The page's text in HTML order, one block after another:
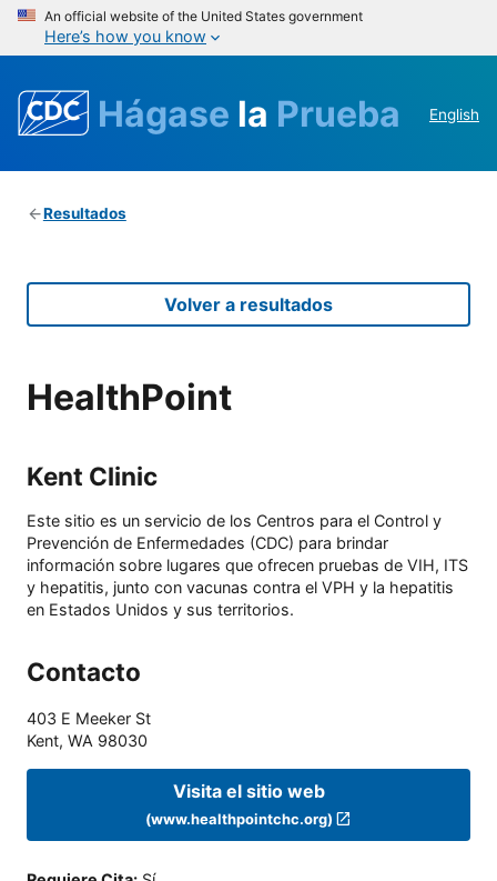
An official website of the United States government
Here’s how you know
Hágase la Prueba English
Resultados
Volver a resultados
HealthPoint
Kent Clinic
Este sitio es un servicio de los Centros para el Control y
Prevención de Enfermedades (CDC) para brindar
información sobre lugares que ofrecen pruebas de VIH, ITS
y hepatitis, junto con vacunas contra el VPH y la hepatitis
en Estados Unidos y sus territorios.
Contacto
403 E Meeker St
Kent, WA 98030
Visita el sitio web
(www.healthpointchc.org)